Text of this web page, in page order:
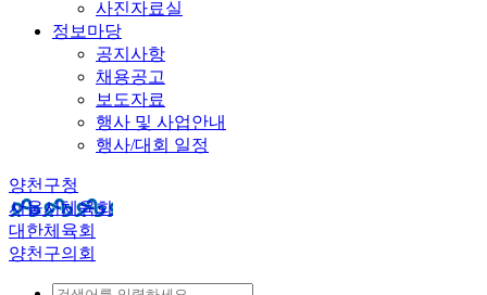
사진자료실
정보마당
공지사항
채용공고
보도자료
행사 및 사업안내
행사/대회 일정
양천구청
서울시체육회
대한체육회
양천구의회